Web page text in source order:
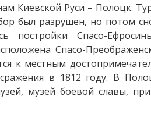
Киевской Руси – Полоцк.
был разрушен, но потом
Спасо-
Спасо-
к местным
в 1812 году. В
музей боевой славы,